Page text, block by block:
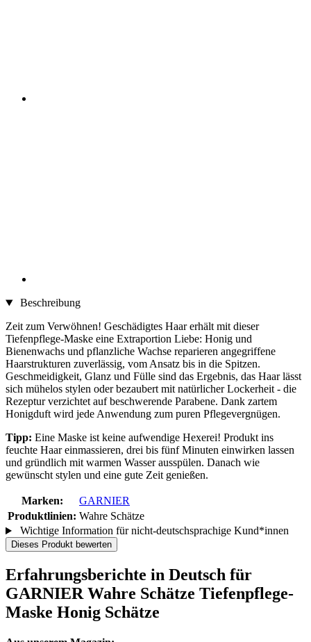
Beschreibung
Zeit zum Verwöhnen! Geschädigtes Haar erhält mit dieser
Tiefenpflege-Maske eine Extraportion Liebe: Honig und
Bienenwachs und pflanzliche Wachse reparieren angegriffene
Haarstrukturen zuverlässig, vom Ansatz bis in die Spitzen.
Geschmeidigkeit, Glanz und Fülle sind das Ergebnis, das Haar lässt
sich mühelos stylen oder bezaubert mit natürlicher Lockerheit - die
Rezeptur verzichtet auf beschwerende Parabene. Dank zartem
Honigduft wird jede Anwendung zum puren Pflegevergnügen.
Tipp: Eine Maske ist keine aufwendige Hexerei! Produkt ins
feuchte Haar einmassieren, drei bis fünf Minuten einwirken lassen
und gründlich mit warmen Wasser ausspülen. Danach wie
gewünscht stylen und eine gute Zeit genießen.
Marken:
GARNIER
Produktlinien: Wahre Schätze
Wichtige Information für nicht-deutschsprachige Kund*innen
Dieses Produkt bewerten
Erfahrungsberichte in Deutsch für
GARNIER Wahre Schätze Tiefenpflege-
Maske Honig Schätze